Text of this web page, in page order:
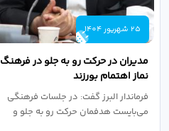
25 شهریور 1404
مدیران در حرکت رو به جلو در فرهنگ
نماز اهتمام بورزند
فرماندار البرز گفت: در جلسات فرهنگی
می‌بایست هدفمان حرکت رو به جلو و